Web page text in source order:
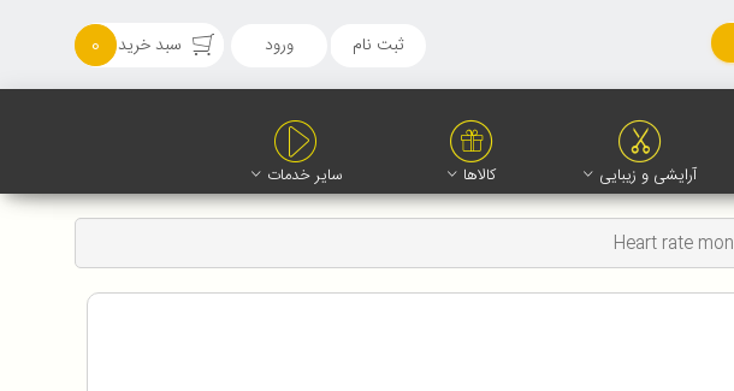
ثبت نام ورود سبد خرید 0
آرایشی و زیبایی کالاها سایر خدمات